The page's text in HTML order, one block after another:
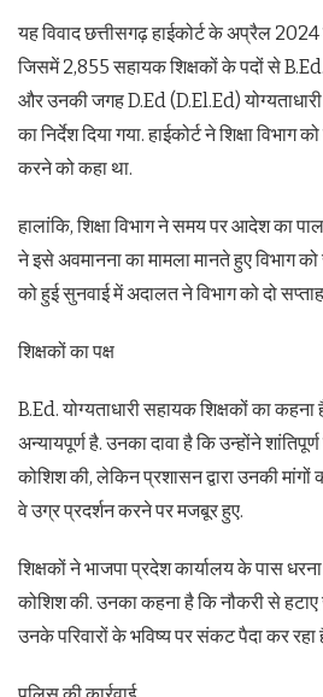
यह विवाद छत्तीसगढ़ हाईकोर्ट के अप्रैल
जिसमें 2,855 सहायक शिक्षकों के पदों से B.Ed.
और उनकी जगह D.Ed (D.El.Ed)
का निर्देश दिया गया. हाईकोर्ट ने शिक्षा
करने को कहा था.
हालांकि, शिक्षा विभाग ने समय पर आदेश का
ने इसे अवमानना का मामला मानते हुए विभाग
को हुई सुनवाई में अदालत ने विभाग को दो
शिक्षकों का पक्ष
B.Ed. योग्यताधारी सहायक शिक्षकों का कहना
अन्यायपूर्ण है. उनका दावा है कि उन्होंने
कोशिश की, लेकिन प्रशासन द्वारा उनकी
वे उग्र प्रदर्शन करने पर मजबूर हुए.
शिक्षकों ने भाजपा प्रदेश कार्यालय के पास
कोशिश की. उनका कहना है कि नौकरी से
उनके परिवारों के भविष्य पर संकट पैदा कर रहा